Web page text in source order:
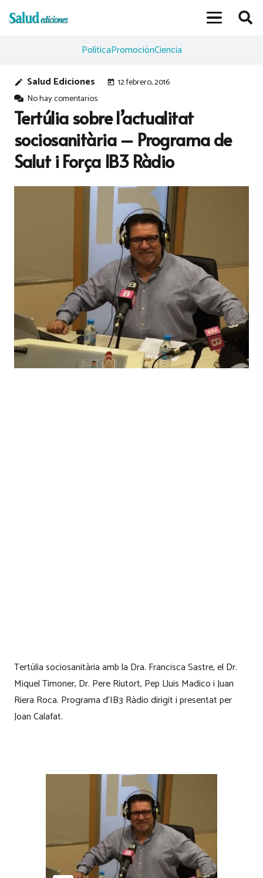
PolíticaPromociónCiencia
edit Salud Ediciones today 12 febrero, 2016
No hay comentarios
Tertúlia sobre l’actualitat
sociosanitària – Programa de
Salut i Força IB3 Ràdio
Tertúlia sociosanitària amb la Dra. Francisca Sastre, el Dr.
Miquel Timoner, Dr. Pere Riutort, Pep Lluis Madico i Juan
Riera Roca. Programa d’IB3 Ràdio dirigit i presentat per
Joan Calafat.